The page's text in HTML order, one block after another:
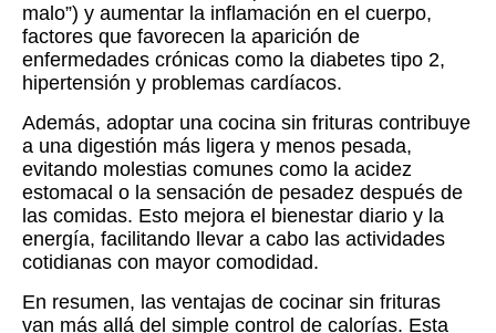
malo”) y aumentar la inflamación en el cuerpo,
factores que favorecen la aparición de
enfermedades crónicas como la diabetes tipo 2,
hipertensión y problemas cardíacos.
Además, adoptar una cocina sin frituras contribuye
a una digestión más ligera y menos pesada,
evitando molestias comunes como la acidez
estomacal o la sensación de pesadez después de
las comidas. Esto mejora el bienestar diario y la
energía, facilitando llevar a cabo las actividades
cotidianas con mayor comodidad.
En resumen, las ventajas de cocinar sin frituras
van más allá del simple control de calorías. Esta